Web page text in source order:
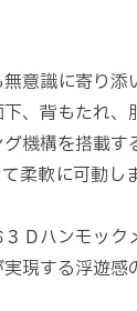
意識に寄り添
、背もたれ、
機構を搭載す
柔軟に可動しま
Ｄハンモック
現する浮遊感